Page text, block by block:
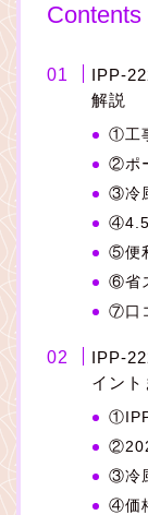
Contents
IPP-
解説
①工
②ポ
③冷
④4.5
⑤便
⑥省
⑦口
IPP-
イント
③冷
④価